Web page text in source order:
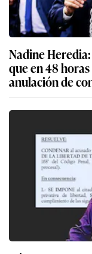
Nadine Heredia:
que en 48
anulación de